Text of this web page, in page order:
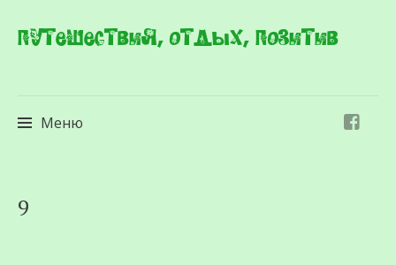
Путешествия, отдых, позитив
Меню
9